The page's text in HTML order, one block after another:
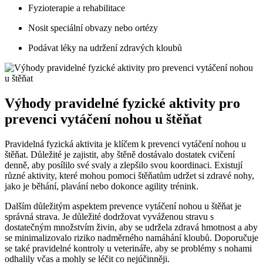
Fyzioterapie a rehabilitace
Nosit speciální obvazy nebo ortézy
Podávat léky na udržení zdravých kloubů
Výhody pravidelné fyzické aktivity pro
prevenci vytáčení nohou u štěňat
Pravidelná fyzická aktivita je klíčem k prevenci vytáčení nohou u
štěňat. Důležité je zajistit, aby štěně dostávalo dostatek cvičení
denně, aby posílilo své svaly a zlepšilo svou koordinaci. Existují
různé aktivity, které mohou pomoci štěňatům udržet si zdravé nohy,
jako je běhání, plavání nebo dokonce agility trénink.
Dalším důležitým aspektem prevence vytáčení nohou u štěňat je
správná strava. Je důležité dodržovat vyváženou stravu s
dostatečným množstvím živin, aby se udržela zdravá hmotnost a aby
se minimalizovalo riziko nadměrného namáhání kloubů. Doporučuje
se také pravidelné kontroly u veterináře, aby se problémy s nohami
odhalily včas a mohly se léčit co nejúčinněji.